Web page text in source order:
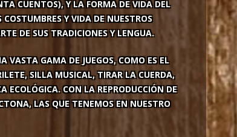
CUENTOS), Y LA FORMA DE VIDA DEL
Y VIDA DE NUESTROS
DE SUS TRADICIONES Y LENGUA.
VASTA GAMA DE JUEGOS, COMO ES EL
SILLA MUSICAL, TIRAR LA CUERDA,
ECOLÓGICA. CON LA REPRODUCCIÓN DE
LAS QUE TENEMOS EN NUESTRO